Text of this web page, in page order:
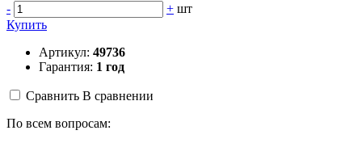
-
+ шт
Купить
Артикул: 49736
Гарантия: 1 год
Сравнить В сравнении
По всем вопросам: